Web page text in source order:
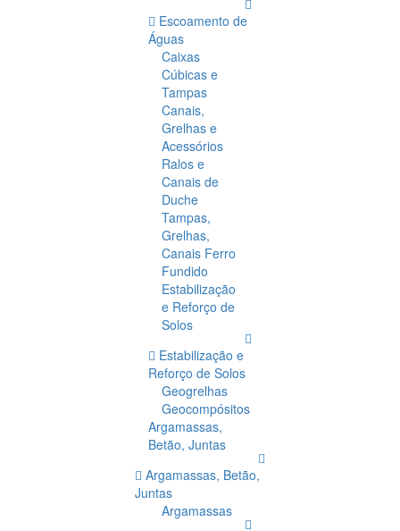
Escoamento de
Águas
Caixas
Cúbicas e
Tampas
Canais,
Grelhas e
Acessórios
Ralos e
Canais de
Duche
Tampas,
Grelhas,
Canais Ferro
Fundido
Estabilização
e Reforço de
Solos
Estabilização e
Reforço de Solos
Geogrelhas
Geocompósitos
Argamassas,
Betão, Juntas
Argamassas, Betão,
Juntas
Argamassas